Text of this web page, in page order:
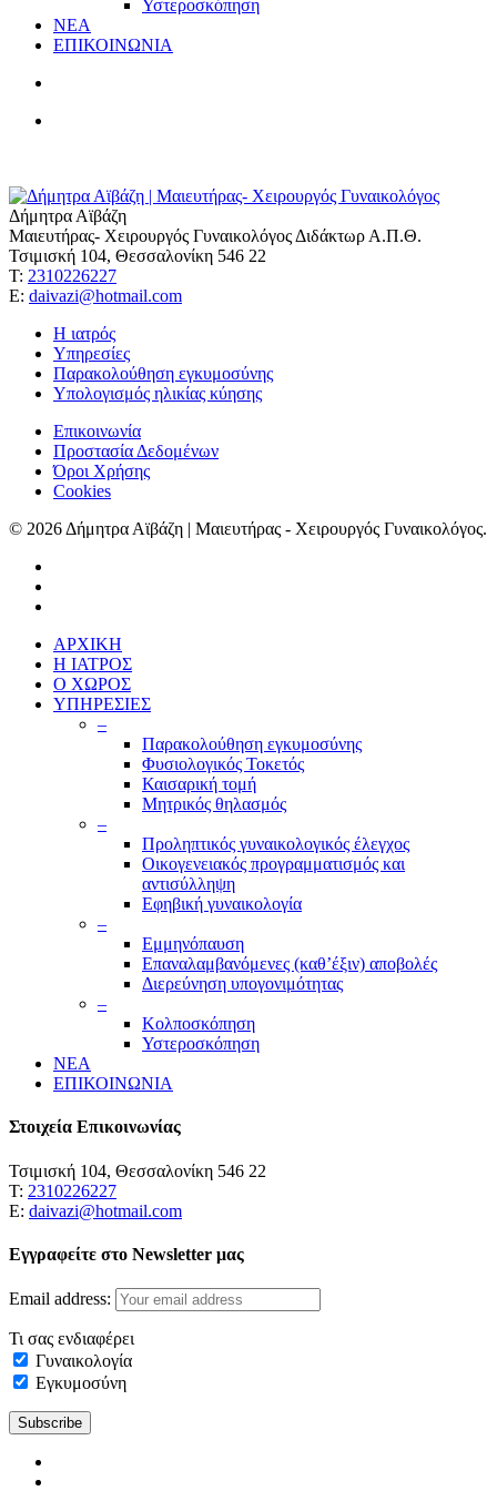
Υστεροσκόπηση
ΝΕΑ
ΕΠΙΚΟΙΝΩΝΙΑ
Δήμητρα Αϊβάζη
Μαιευτήρας- Χειρουργός Γυναικολόγος Διδάκτωρ Α.Π.Θ.
Τσιμισκή 104, Θεσσαλονίκη 546 22
Τ: 2310226227
Ε: daivazi@hotmail.com
Η ιατρός
Υπηρεσίες
Παρακολούθηση εγκυμοσύνης
Υπολογισμός ηλικίας κύησης
Επικοινωνία
Προστασία Δεδομένων
Όροι Χρήσης
Cookies
© 2026 Δήμητρα Αϊβάζη | Μαιευτήρας - Χειρουργός Γυναικολόγος.
ΑΡΧΙΚΗ
Η ΙΑΤΡΟΣ
Ο ΧΩΡΟΣ
ΥΠΗΡΕΣΙΕΣ
–
Παρακολούθηση εγκυμοσύνης
Φυσιολογικός Τοκετός
Καισαρική τομή
Μητρικός θηλασμός
–
Προληπτικός γυναικολογικός έλεγχος
Οικογενειακός προγραμματισμός και
αντισύλληψη
Εφηβική γυναικολογία
–
Εμμηνόπαυση
Επαναλαμβανόμενες (καθ’έξιν) αποβολές
Διερεύνηση υπογονιμότητας
–
Κολποσκόπηση
Υστεροσκόπηση
ΝΕΑ
ΕΠΙΚΟΙΝΩΝΙΑ
Στοιχεία Επικοινωνίας
Τσιμισκή 104, Θεσσαλονίκη 546 22
Τ: 2310226227
Ε: daivazi@hotmail.com
Εγγραφείτε στο Newsletter μας
Email address:
Τι σας ενδιαφέρει
Γυναικολογία
Εγκυμοσύνη